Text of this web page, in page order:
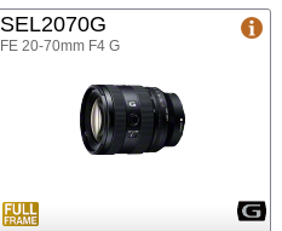
SEL2070G
FE 20-70mm F4 G